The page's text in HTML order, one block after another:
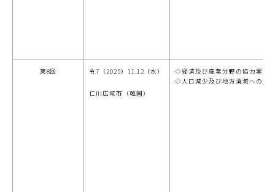
第8回 令7（2025）11.12（水）
仁川広域市（韓国）
◇経済及び産業分野の協力案の
◇人口減少及び地方消滅への対